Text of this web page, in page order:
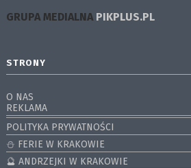
GRUPA MEDIALNA PIKPLUS.PL
STRONY
O NAS
REKLAMA
POLITYKA PRYWATNOŚCI
⛄️ FERIE W KRAKOWIE
🔮 ANDRZEJKI W KRAKOWIE